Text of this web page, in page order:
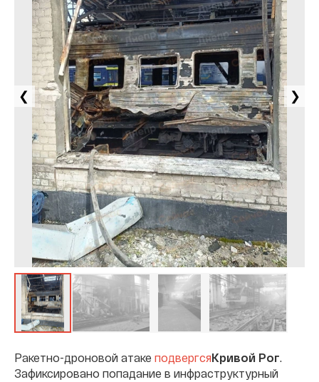
❮ ❯
Ракетно-дроновой атаке подвергсяКривой Рог.
Зафиксировано попадание в инфраструктурный